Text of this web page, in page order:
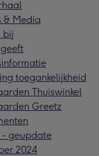
& Media
bij
toegankelijkheid
Thuiswinkel
Greetz
- geupdate
2024